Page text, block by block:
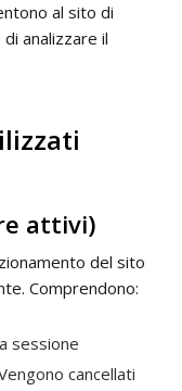
al sito di
analizzare il
attivi)
del sito
Comprendono:
sessione
cancellati